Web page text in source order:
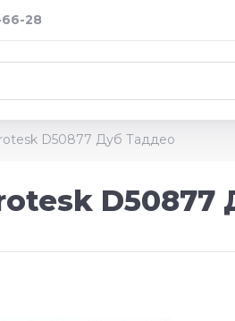
28
D50877 Дуб Таддео
D50877